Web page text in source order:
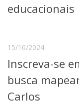
educacionais
15/10/2024
Inscreva-se
busca
Carlos